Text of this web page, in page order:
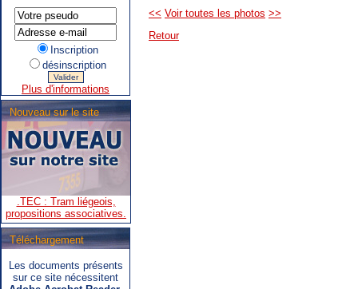
Inscription
désinscription
Plus d'informations
Nouveau sur le site
.TEC : Tram liégeois,
propositions associatives.
.SNCB - TEC : Système de
correspondance ARIbus.
Téléchargement
Les documents présents
sur ce site nécessitent
<< Voir toutes les photos >>
Retour